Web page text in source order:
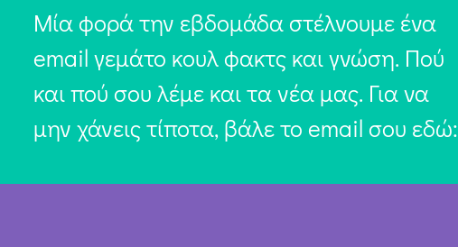
Μία φορά την εβδομάδα στέλνουμε ένα
email γεμάτο κουλ φακτς και γνώση. Πού
και πού σου λέμε και τα νέα μας. Για να
μην χάνεις τίποτα, βάλε το email σου εδώ: